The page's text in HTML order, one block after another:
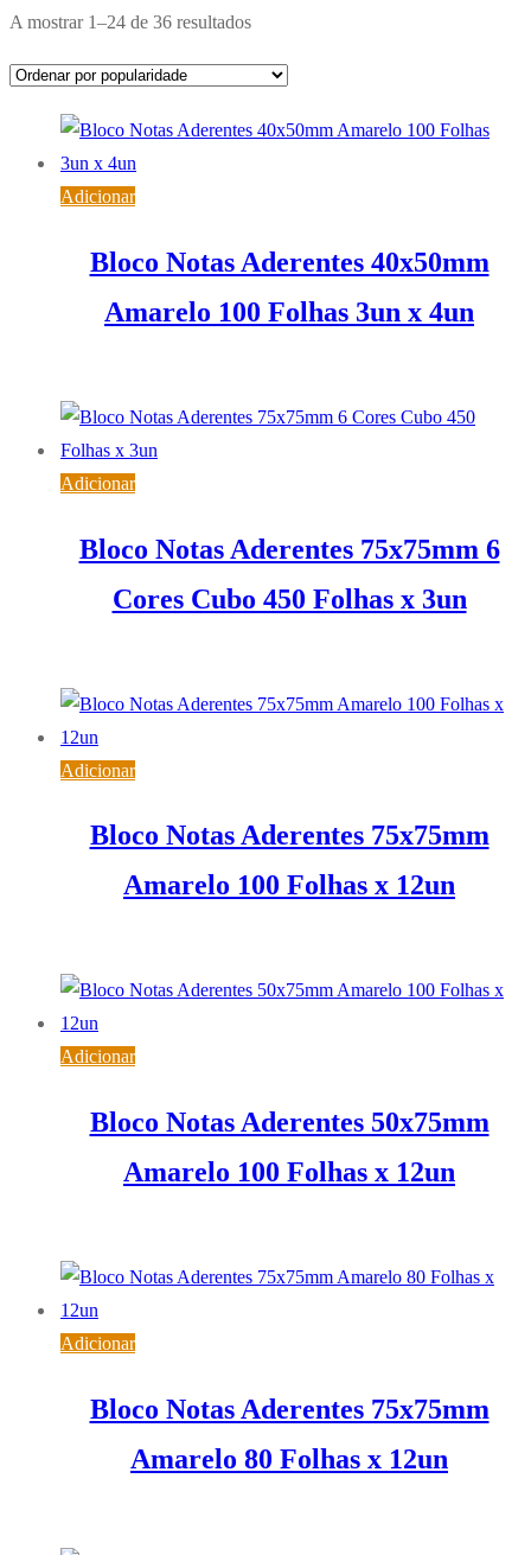
A mostrar 1–24 de 36 resultadosOrdenado
popularidade
Adicionar
Bloco Notas Aderentes 40x50mm
Amarelo 100 Folhas 3un x 4un
Adicionar
Bloco Notas Aderentes 75x75mm 6
Cores Cubo 450 Folhas x 3un
Adicionar
Bloco Notas Aderentes 75x75mm
Amarelo 100 Folhas x 12un
Adicionar
Bloco Notas Aderentes 50x75mm
Amarelo 100 Folhas x 12un
Adicionar
Bloco Notas Aderentes 75x75mm
Amarelo 80 Folhas x 12un